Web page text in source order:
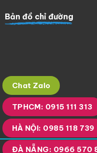
Bản đồ chỉ đường
Copyright
Chat Zalo
TPHCM: 0915 111 313
HÀ NỘI: 0985 118 739
ĐÀ NẴNG: 0966 570